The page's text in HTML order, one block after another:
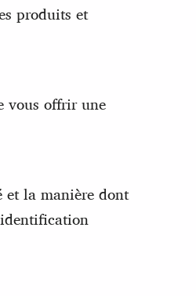
produits et
vous offrir une
et la manière dont